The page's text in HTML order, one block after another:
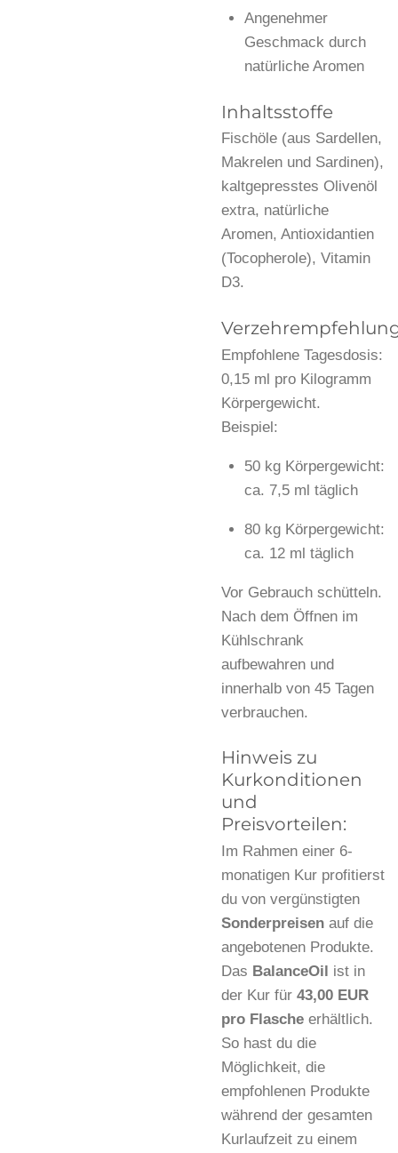
Angenehmer
Geschmack durch
natürliche Aromen
Inhaltsstoffe
Fischöle (aus Sardellen,
Makrelen und Sardinen),
kaltgepresstes Olivenöl
extra, natürliche
Aromen, Antioxidantien
(Tocopherole), Vitamin
D3.
Empfohlene Tagesdosis:
0,15 ml pro Kilogramm
Körpergewicht.
Beispiel:
50 kg Körpergewicht:
ca. 7,5 ml täglich
80 kg Körpergewicht:
ca. 12 ml täglich
Vor Gebrauch schütteln.
Nach dem Öffnen im
Kühlschrank
aufbewahren und
innerhalb von 45 Tagen
verbrauchen.
Hinweis zu
Kurkonditionen
und
Preisvorteilen:
Im Rahmen einer 6-
monatigen Kur profitierst
du von vergünstigten
Sonderpreisen auf die
angebotenen Produkte.
Das BalanceOil
ist in
der Kur für 43,00 EUR
pro Flasche erhältlich.
So hast du die
Möglichkeit, die
empfohlenen Produkte
während der gesamten
Kurlaufzeit zu einem